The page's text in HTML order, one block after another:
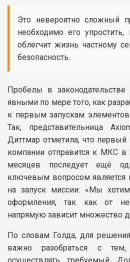
Это невероятно сложный
необходимо его
облегчит жизнь частному
безопасность.
Пробелы в законодательстве
явными по мере того, как
к первым запускам элементов
Так, представительница
Диттмар отметила, что
компании отправится к МКС в
месяцев последует ещё
ключевым вопросом является
на запуск миссии: «Мы
оформления, так как от
напрямую зависит множество
По словам Голда, для
важно разобраться с